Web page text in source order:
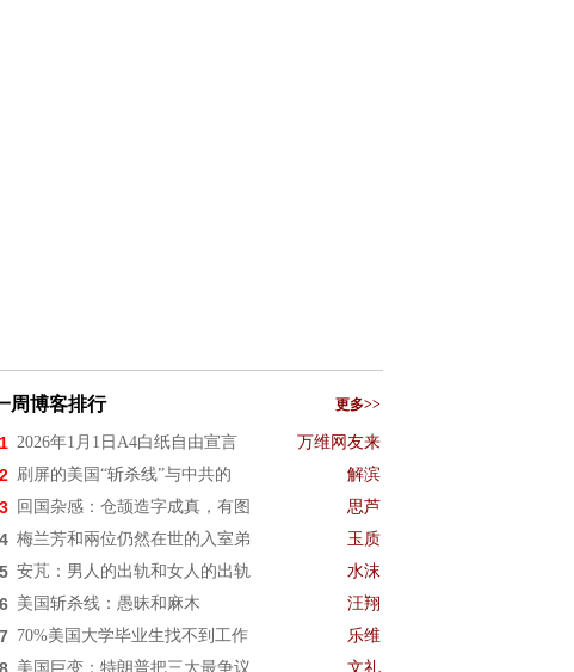
周博客排行 更多>>
1 2026年1月1日A4白纸自由宣言 万维网友来
2 刷屏的美国“斩杀线”与中共的 解滨
3 回国杂感：仓颉造字成真，有图 思芦
4 梅兰芳和兩位仍然在世的入室弟 玉质
5 安芃：男人的出轨和女人的出轨 水沫
6 美国斩杀线：愚昧和麻木 汪翔
7 70%美国大学毕业生找不到工作 乐维
美国巨变：特朗普把三大最争议 文礼